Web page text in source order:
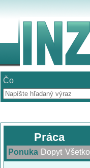
Čo
Práca
Ponuka Dopyt Všetko